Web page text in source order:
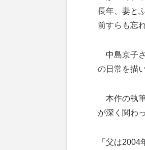
長年、妻と
前すらも忘
中島京子
の日常を描
本作の執
が深く関わ
「父は